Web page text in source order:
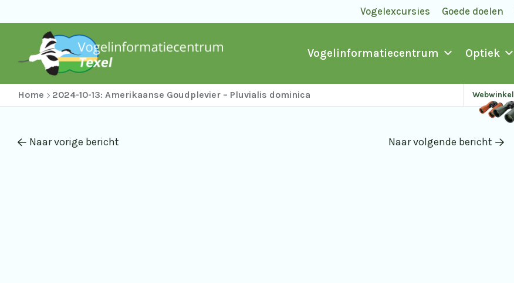
Vogelexcursies Goede doelen
Vogelinformatiecentrum Optiek
Home 2024-10-13: Amerikaanse Goudplevier – Pluvialis dominica Webwinkel
Naar vorige bericht Naar volgende bericht